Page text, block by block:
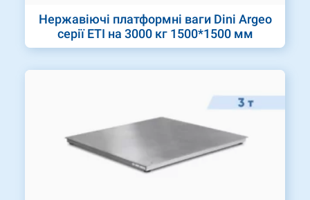
Нержавіючі платформні ваги Dini Argeo
серії ETI на 3000 кг 1500*1500 мм